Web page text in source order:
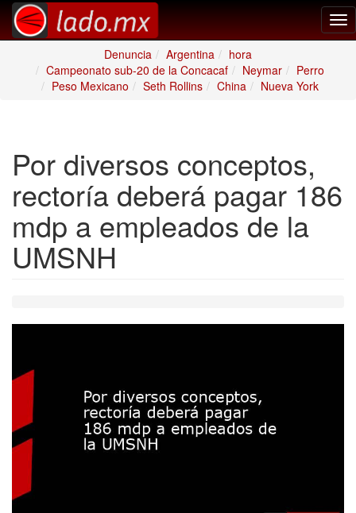
Denuncia
Argentina
hora
Campeonato sub-20 de la Concacaf
Neymar
Perro
Peso Mexicano
Seth Rollins China Nueva York
Por diversos conceptos,
rectoría deberá pagar 186
mdp a empleados de la
UMSNH